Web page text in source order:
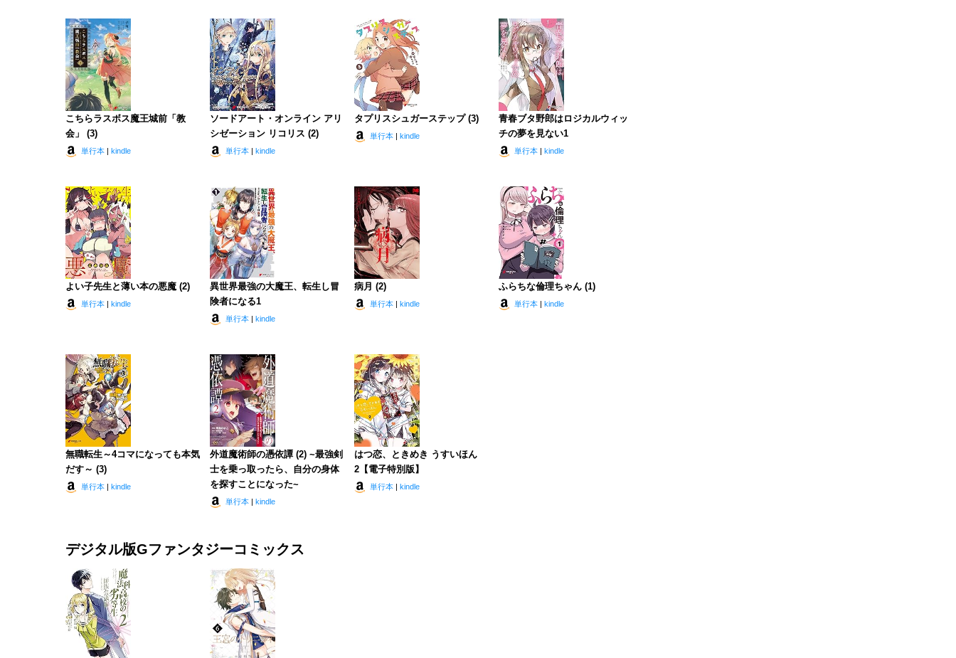
こちらラスボス魔王城前「教
会」 (3)
単行本 kindle
ソードアート・オンライン アリ
シゼーション リコリス (2)
単行本 kindle
タプリスシュガーステップ (3)
単行本 kindle
青春ブタ野郎はロジカルウィッ
チの夢を見ない1
単行本 kindle
よい子先生と薄い本の悪魔 (2)
単行本 kindle
異世界最強の大魔王、転生し冒
険者になる1
単行本 kindle
病月 (2)
単行本 kindle
ふらちな倫理ちゃん (1)
単行本 kindle
無職転生～4コマになっても本気
だす～ (3)
単行本 kindle
外道魔術師の憑依譚 (2) ~最強剣
士を乗っ取ったら、自分の身体
を探すことになった~
単行本 kindle
はつ恋、ときめき うすいほん
2【電子特別版】
単行本 kindle
デジタル版Gファンタジーコミックス